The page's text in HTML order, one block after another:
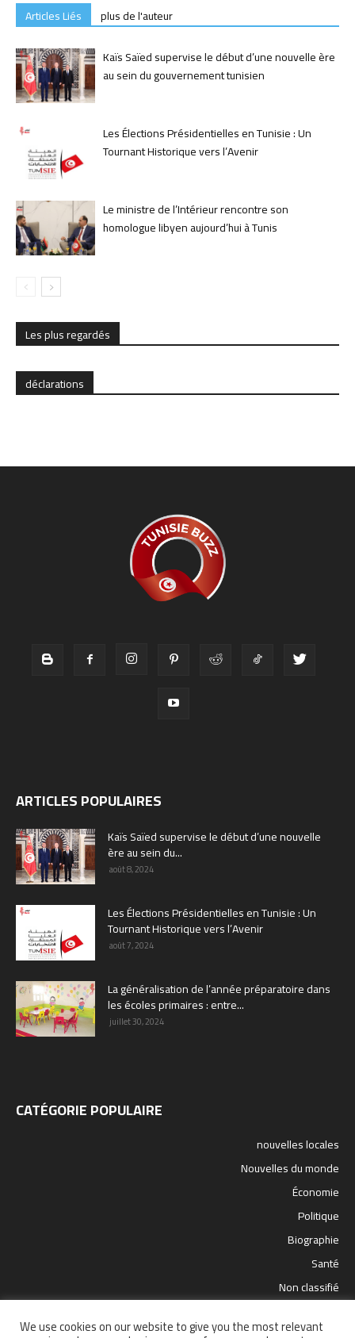
Articles Liés
plus de l'auteur
Kaïs Saïed supervise le début d’une nouvelle ère
au sein du gouvernement tunisien
Les Élections Présidentielles en Tunisie : Un
Tournant Historique vers l’Avenir
Le ministre de l’Intérieur rencontre son
homologue libyen aujourd’hui à Tunis
Les plus regardés
déclarations
ARTICLES POPULAIRES
Kaïs Saïed supervise le début d’une nouvelle
ère au sein du...
août 8, 2024
Les Élections Présidentielles en Tunisie : Un
Tournant Historique vers l’Avenir
août 7, 2024
La généralisation de l’année préparatoire dans
les écoles primaires : entre...
juillet 30, 2024
CATÉGORIE POPULAIRE
nouvelles locales
Nouvelles du monde
Économie
Politique
Biographie
Santé
Non classifié
We use cookies on our website to give you the most relevant